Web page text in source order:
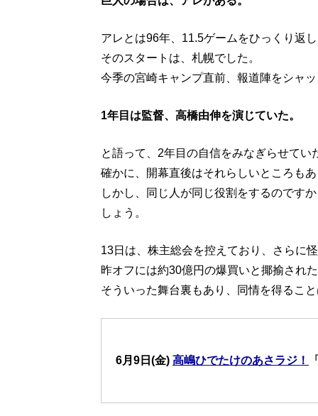
アレとは96年、11.5ゲームをひっくり返
そのスタートは、札幌でした。
今季の宮崎キャンプ直前、報道陣をシャ
1年目は監督、高橋由伸を演じていた。
と語って、2年目の自信をみなぎらせてい
確かに、開幕直後はそれらしいところも
しかし、同じ人が同じ役割をするのです
しょう。
13日は、株主総会を控えており、さらに
昨オフには約30億円の爆買いと揶揄され
そういった舞台裏もあり、同情を得るこ
6月9日(金) 高嶋ひでたけのあさラジ！